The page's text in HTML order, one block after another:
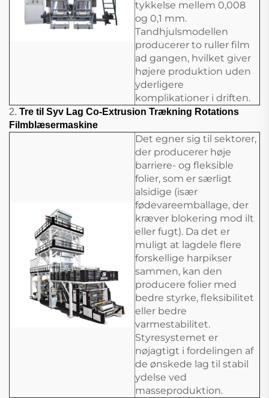
tykkelse mellem 0,008
og 0,1 mm.
Tandhjulsmodellen
producerer to ruller film
ad gangen, hvilket giver
højere produktion uden
yderligere
komplikationer i driften.
2. Tre til Syv Lag Co-Extrusion Trækning Rotations
Filmblæsermaskine
Det egner sig til sektorer,
der producerer høje
barriere- og fleksible
folier, som er særligt
alsidige (især
fødevareemballage, der
kræver blokering mod ilt
eller fugt). Da det er
muligt at lagdele flere
forskellige harpikser
sammen, kan den
producere folier med
bedre styrke, fleksibilitet
eller bedre
varmestabilitet.
Styresystemet er
nøjagtigt i fordelingen af
de ønskede lag til stabil
ydelse ved
masseproduktion.